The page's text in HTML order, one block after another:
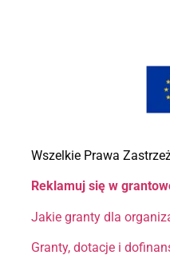
Wszelkie Prawa
Reklamuj się w
Jakie granty dla
Granty, dotacje i